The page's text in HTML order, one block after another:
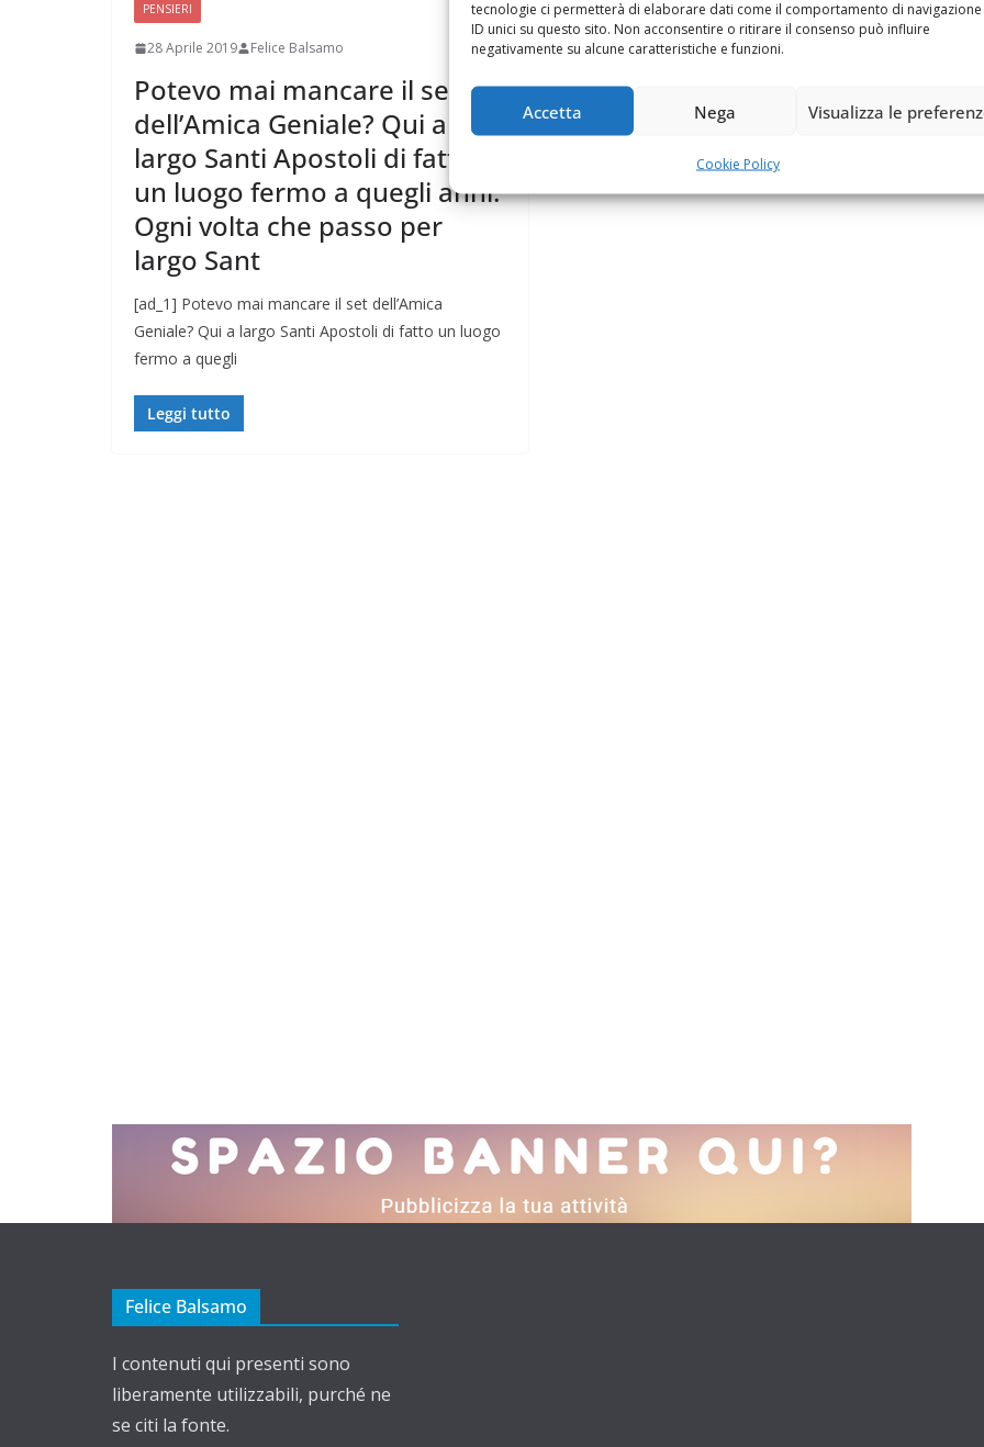
tecnologie ci permetterà di elaborare dati come il comportamento di navigazione
ID unici su questo sito. Non acconsentire o ritirare il consenso può influire
negativamente su alcune caratteristiche e funzioni.
Accetta Nega Visualizza le
Cookie Policy
PENSIERI
28 Aprile 2019 Felice Balsamo
Potevo mai mancare il set
dell’Amica Geniale? Qui a
largo Santi Apostoli di fatto
un luogo fermo a quegli anni.
Ogni volta che passo per
largo Sant
[ad_1] Potevo mai mancare il set dell’Amica
Geniale? Qui a largo Santi Apostoli di fatto un luogo
fermo a quegli
Leggi tutto
Felice Balsamo
I contenuti qui presenti sono
liberamente utilizzabili, purché ne
se citi la fonte.